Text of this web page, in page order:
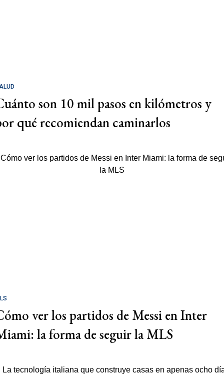
son 10 mil pasos en kilómetros y
qué recomiendan caminarlos
ver los partidos de Messi en Inter
la forma de seguir la MLS